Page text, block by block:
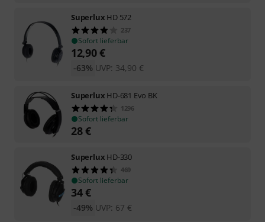
Superlux HD 572
237
Sofort lieferbar
12,90€
UVP: 34,90 €
-63%
Superlux HD-681 Evo BK
1296
Sofort lieferbar
28€
Superlux HD-330
469
Sofort lieferbar
34€
UVP: 67 €
-49%